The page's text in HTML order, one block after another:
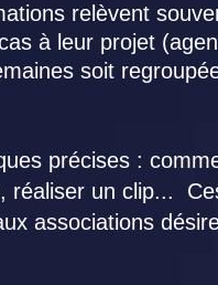
relèvent
à leur projet
soit
précises :
réaliser un clip...
associations